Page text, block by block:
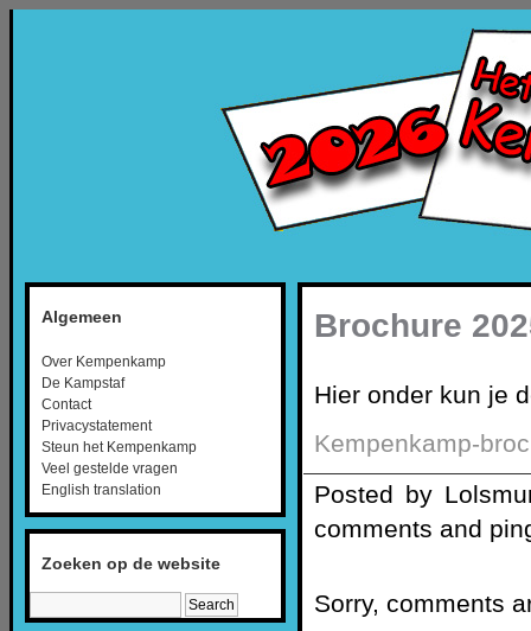
Algemeen
Over Kempenkamp
De Kampstaf
Contact
Privacystatement
Steun het Kempenkamp
Veel gestelde vragen
English translation
Zoeken op de website
Brochure
Hier onder kun je
Kempenkamp-
Posted by
comments and
Sorry, comments